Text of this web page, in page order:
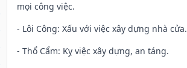
mọi công việc.
- Lôi Công: Xấu với việc xây dựng nhà cửa.
- Thổ Cẩm: Kỵ việc xây dựng, an táng.